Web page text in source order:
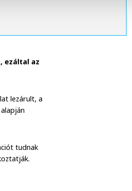
ezáltal az
lezárult, a
tudnak